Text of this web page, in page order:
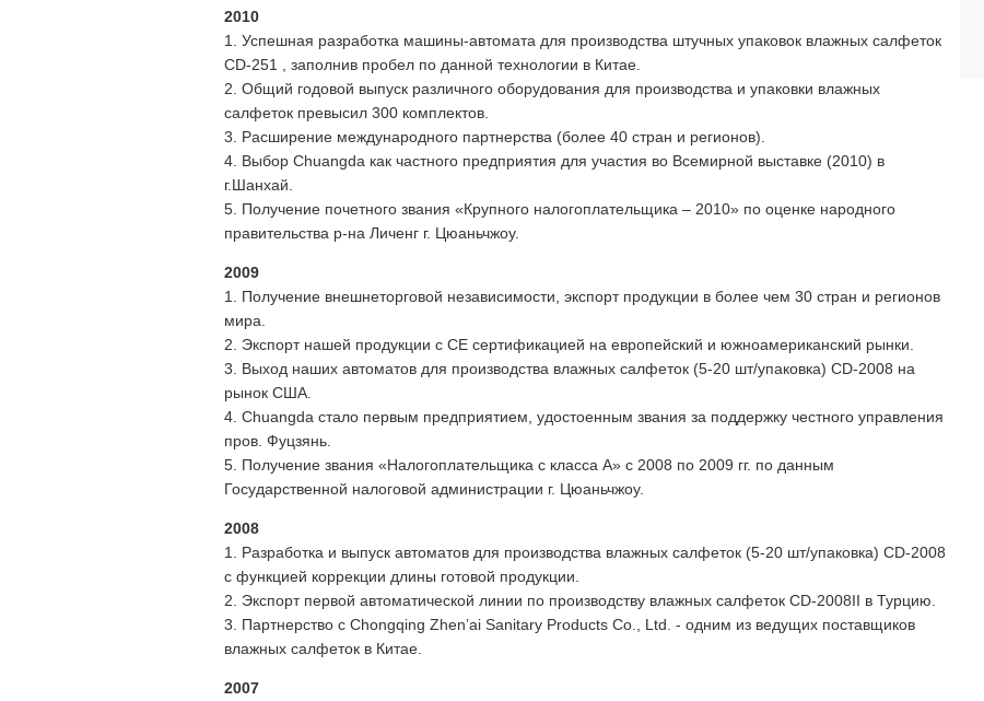
2010
1. Успешная разработка машины-автомата для производства штучных упаковок влажных салфеток
CD-251 , заполнив пробел по данной технологии в Китае.
2. Общий годовой выпуск различного оборудования для производства и упаковки влажных
салфеток превысил 300 комплектов.
3. Расширение международного партнерства (более 40 стран и регионов).
4. Выбор Chuangda как частного предприятия для участия во Всемирной выставке (2010) в
г.Шанхай.
5. Получение почетного звания «Крупного налогоплательщика – 2010» по оценке народного
правительства р-на Личенг г. Цюаньчжоу.
2009
1. Получение внешнеторговой независимости, экспорт продукции в более чем 30 стран и регионов
мира.
2. Экспорт нашей продукции с CE сертификацией на европейский и южноамериканский рынки.
3. Выход наших автоматов для производства влажных салфеток (5-20 шт/упаковка) CD-2008 на
рынок США.
4. Chuangda стало первым предприятием, удостоенным звания за поддержку честного управления
пров. Фуцзянь.
5. Получение звания «Налогоплательщика с класса A» с 2008 по 2009 гг. по данным
Государственной налоговой администрации г. Цюаньчжоу.
2008
1. Разработка и выпуск автоматов для производства влажных салфеток (5-20 шт/упаковка) CD-2008
с функцией коррекции длины готовой продукции.
2. Экспорт первой автоматической линии по производству влажных салфеток CD-2008II в Турцию.
3. Партнерство с Chongqing Zhen’ai Sanitary Products Co., Ltd. - одним из ведущих поставщиков
влажных салфеток в Китае.
2007